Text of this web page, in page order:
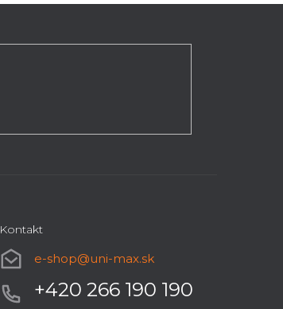
Kontakt
e-shop@uni-max.sk
+420 266 190 190